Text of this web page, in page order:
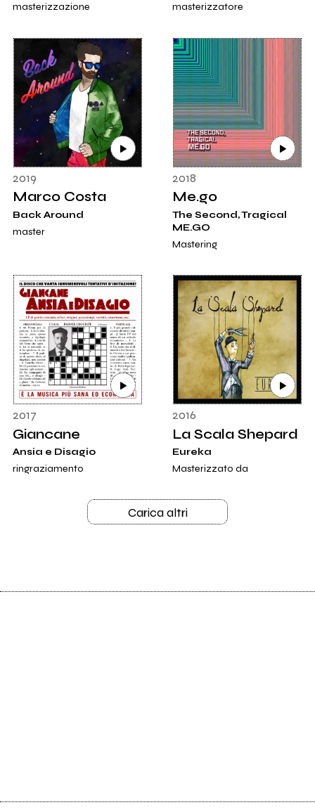
masterizzazione masterizzatore
2019
Marco Costa
Back Around
master
2018
Me.go
The Second, Tragical
ME.GO
Mastering
2017
Giancane
Ansia e Disagio
ringraziamento
2016
La Scala Shepard
Eureka
Masterizzato da
Carica altri